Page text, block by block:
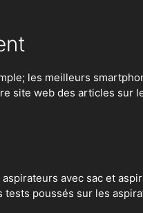
les meilleurs
site web des articles sur
avec sac et
tests poussés sur les